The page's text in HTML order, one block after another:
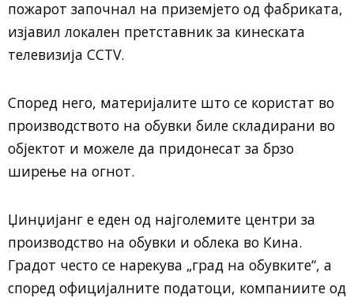
пожарот започнал на приземјето од фабриката,
изјавил локален претставник за кинеската
телевизија CCTV.
Според него, материјалите што се користат во
производството на обувки биле складирани во
објектот и можеле да придонесат за брзо
ширење на огнот.
Џинџијанг е еден од најголемите центри за
производство на обувки и облека во Кина.
Градот често се нарекува „град на обувките“, а
според официјалните податоци, компаниите од